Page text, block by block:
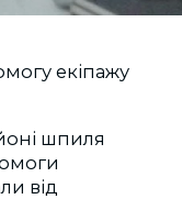
екіпажу
шпиля
від